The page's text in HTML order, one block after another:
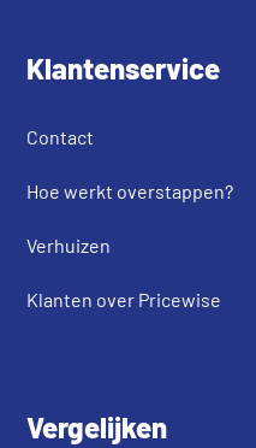
Klantenservice
Contact
Hoe werkt overstappen?
Verhuizen
Klanten over Pricewise
Vergelijken